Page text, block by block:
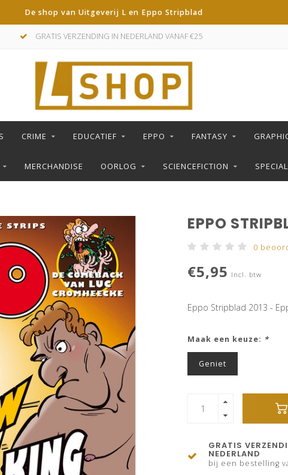
De shop van Uitgeverij L en Eppo Stripblad
GRATIS VERZENDING IN NEDERLAND VANAF €25
CRIME EDUCATIEF EPPO FANTASY
MERCHANDISE OORLOG SCIENCEFICTION
EPPO
0
€5,95 Incl. btw
Eppo Stripblad 2013 -
Maak een keuze: *
Geniet
GRATIS
NEDERLAND
bij een bestelling